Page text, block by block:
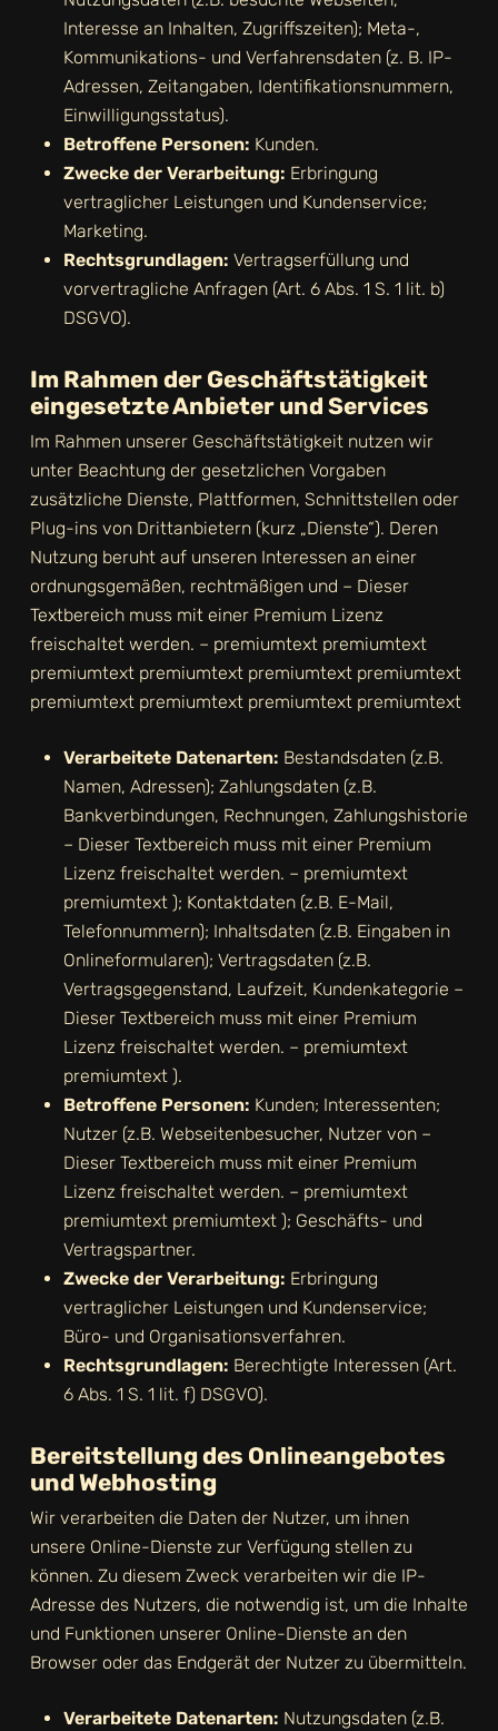
Interesse an Inhalten, Zugriffszeiten); Meta-,
Kommunikations- und Verfahrensdaten (z. B. IP-
Adressen, Zeitangaben, Identifikationsnummern,
Einwilligungsstatus).
Betroffene Personen: Kunden.
Zwecke der Verarbeitung: Erbringung
vertraglicher Leistungen und Kundenservice;
Marketing.
Rechtsgrundlagen: Vertragserfüllung und
vorvertragliche Anfragen (Art. 6 Abs. 1 S. 1 lit. b)
DSGVO).
Im Rahmen der Geschäftstätigkeit
eingesetzte Anbieter und Services
Im Rahmen unserer Geschäftstätigkeit nutzen wir
unter Beachtung der gesetzlichen Vorgaben
zusätzliche Dienste, Plattformen, Schnittstellen oder
Plug-ins von Drittanbietern (kurz „Dienste“). Deren
Nutzung beruht auf unseren Interessen an einer
ordnungsgemäßen, rechtmäßigen und – Dieser
Textbereich muss mit einer Premium Lizenz
freischaltet werden. – premiumtext premiumtext
premiumtext premiumtext premiumtext premiumtext
premiumtext premiumtext premiumtext premiumtext
Verarbeitete Datenarten: Bestandsdaten (z.B.
Namen, Adressen); Zahlungsdaten (z.B.
Bankverbindungen, Rechnungen, Zahlungshistorie
– Dieser Textbereich muss mit einer Premium
Lizenz freischaltet werden. – premiumtext
premiumtext ); Kontaktdaten (z.B. E-Mail,
Telefonnummern); Inhaltsdaten (z.B. Eingaben in
Onlineformularen); Vertragsdaten (z.B.
Vertragsgegenstand, Laufzeit, Kundenkategorie –
Dieser Textbereich muss mit einer Premium
Lizenz freischaltet werden. – premiumtext
premiumtext ).
Betroffene Personen: Kunden; Interessenten;
Nutzer (z.B. Webseitenbesucher, Nutzer von–
Dieser Textbereich muss mit einer Premium
Lizenz freischaltet werden. – premiumtext
premiumtext premiumtext ); Geschäfts- und
Vertragspartner.
Zwecke der Verarbeitung: Erbringung
vertraglicher Leistungen und Kundenservice;
Büro- und Organisationsverfahren.
Rechtsgrundlagen: Berechtigte Interessen (Art.
6 Abs. 1 S. 1 lit. f) DSGVO).
Bereitstellung des Onlineangebotes
und Webhosting
Wir verarbeiten die Daten der Nutzer, um ihnen
unsere Online-Dienste zur Verfügung stellen zu
können. Zu diesem Zweck verarbeiten wir die IP-
Adresse des Nutzers, die notwendig ist, um die Inhalte
und Funktionen unserer Online-Dienste an den
Browser oder das Endgerät der Nutzer zu übermitteln.
Verarbeitete Datenarten: Nutzungsdaten (z.B.